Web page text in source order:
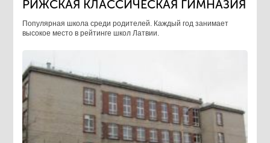
РИЖСКАЯ КЛАССИЧЕСКАЯ ГИМНАЗИЯ
Популярная школа среди родителей. Каждый год занимает
высокое место в рейтинге школ Латвии.